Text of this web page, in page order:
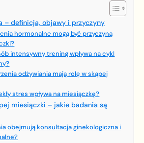
– definicja, objawy i przyczyny
hormonalne mogą być przyczyną
intensywny trening wpływa na cykl
odżywiania mają rolę w skąpej
stres wpływa na miesiączkę?
miesiączki – jakie badania są
obejmują konsultacja ginekologiczna i